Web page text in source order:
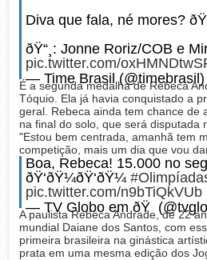
Diva que fala, né mores?
ðŸ“¸: Jonne Roriz/COB e
pic.twitter.com/
— Time Brasil (@timebrasil)
É a segunda medalha de Rebeca
Tóquio. Ela já havia conquistado a
geral. Rebeca ainda tem chance de
na final do solo, que será disputada
"Estou bem centrada, amanhã tem
competição, mais um dia que vou
Boa, Rebeca! 15.000 no
ðŸ‘ðŸ¼ðŸ‘ðŸ¼
pic.twitter.com/n9bTiQkVUb
— TV Globo em ðŸ
A paulista Rebeca Andrade, de 22
mundial Daiane dos Santos, com
primeira brasileira na ginástica
prata em uma mesma edição dos